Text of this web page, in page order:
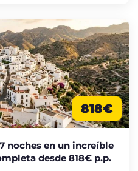
818€
noches en un increíble
desde 818€ p.p.